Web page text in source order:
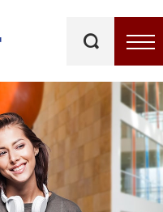
kluczowe